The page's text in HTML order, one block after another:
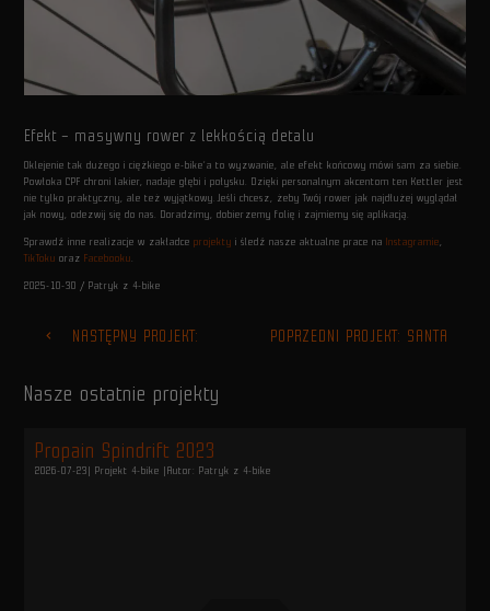
Efekt – masywny rower z lekkością detalu
Oklejenie tak dużego i ciężkiego e-bike’a to wyzwanie, ale efekt końcowy mówi sam za siebie.
Powłoka CPF chroni lakier, nadaje głębi i połysku. Dzięki personalnym akcentom ten Kettler jest
nie tylko praktyczny, ale też wyjątkowy.Jeśli chcesz, żeby Twój rower jak najdłużej wyglądał
jak nowy, odezwij się do nas. Doradzimy, dobierzemy folię i zajmiemy się aplikacją.
Sprawdź inne realizacje w zakładceprojekty i śledź nasze aktualne prace na Instagramie,
TikToku oraz Facebooku.
2025-10-30 / Patryk z 4-bike
chevron_left NASTĘPNY PROJEKT: POPRZEDNI PROJEKT: SANTA
Nasze ostatnie projekty
Propain Spindrift 2023
2026-07-23 | Projekt 4-bike | Autor: Patryk z 4-bike